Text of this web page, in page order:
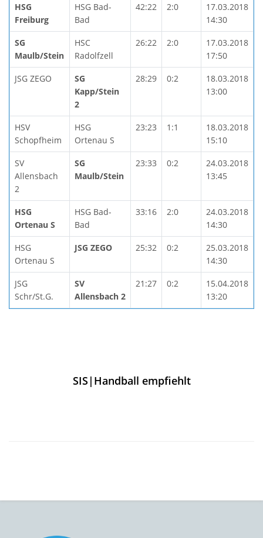
HSG
Freiburg
HSG Bad-
Bad
42:22 2:0
17.03.2018
14:30
SG
Maulb/Stein
HSC
Radolfzell
26:22 2:0
17.03.2018
17:50
JSG ZEGO
SG
Kapp/Stein
2
28:29 0:2
18.03.2018
13:00
HSV
Schopfheim
HSG
Ortenau S
23:23 1:1
18.03.2018
15:10
SV
Allensbach
2
SG
Maulb/Stein
23:33 0:2
24.03.2018
13:45
HSG
Ortenau S
HSG Bad-
Bad
33:16 2:0
24.03.2018
14:30
HSG
Ortenau S
JSG ZEGO 25:32 0:2
25.03.2018
14:30
JSG
Schr/St.G.
SV
Allensbach 2
21:27 0:2
15.04.2018
13:20
SIS|Handball empfiehlt